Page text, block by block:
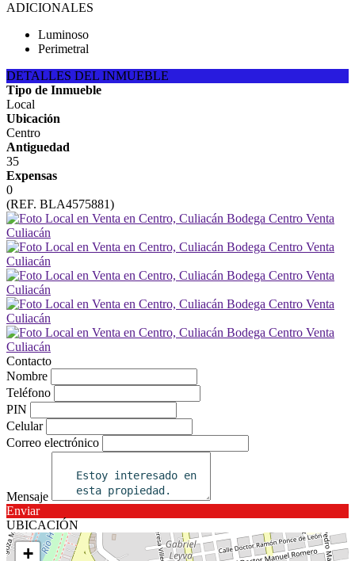
ADICIONALES
Luminoso
Perimetral
DETALLES DEL INMUEBLE
Tipo de Inmueble
Local
Ubicación
Centro
Antiguedad
35
Expensas
0
(REF. BLA4575881)
Contacto
Nombre
Teléfono
PIN
Celular
Correo electrónico
Mensaje
Enviar
UBICACIÓN
+